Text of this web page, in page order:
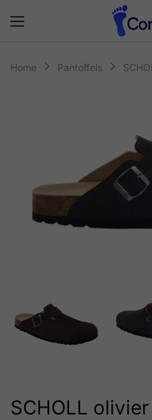
Home Pantoffels
SCHOLL olivier